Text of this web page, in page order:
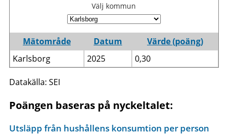
Välj kommun
Mätområde Datum
Värde (poäng)
Karlsborg
2025 0,30
Datakälla: SEI
Poängen baseras på nyckeltalet:
Utsläpp från hushållens konsumtion per person